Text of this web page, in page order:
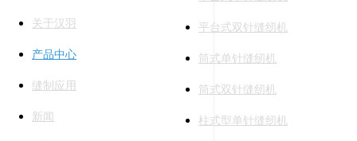
关于汉羽
产品中心
缝制应用
新闻
平台式双针缝纫机
筒式单针缝纫机
筒式双针缝纫机
柱式型单针缝纫机